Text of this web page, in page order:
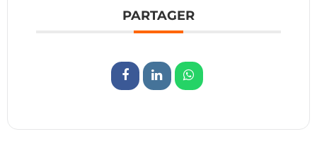
PARTAGER